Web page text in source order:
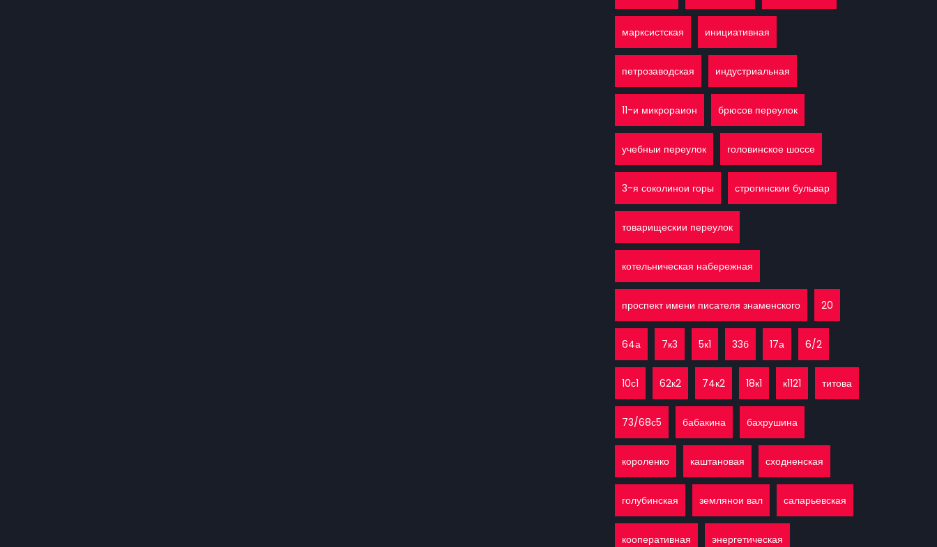
марксистская инициативная
петрозаводская индустриальная
11-и микрораион брюсов переулок
учебныи переулок головинское шоссе
3-я соколинои горы строгинскии бульвар
товарищескии переулок
котельническая набережная
проспект имени писателя знаменского 20
64а 7к3 5к1 33б 17а 6/2
10с1 62к2 74к2 18к1 к1121 титова
73/68с5 бабакина бахрушина
короленко каштановая сходненская
голубинская землянои вал саларьевская
кооперативная энергетическая